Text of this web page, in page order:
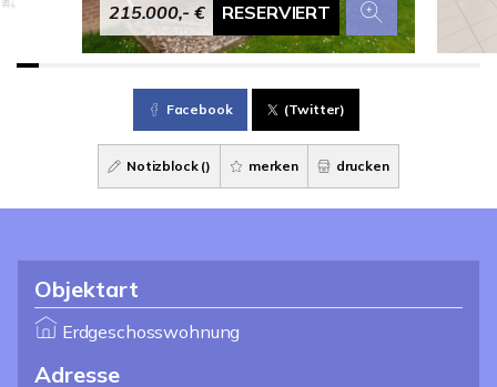
215.000,- € RESERVIERT
Facebook (Twitter)
Notizblock () merken drucken
Objektart
Erdgeschosswohnung
Adresse